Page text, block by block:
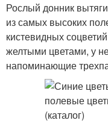
Рослый донник
из самых высоких
кистевидных
желтыми цветами, у
напоминающие